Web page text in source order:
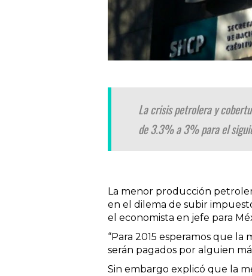
La crisis petrolera y
de 3.3% a 3% para el
La menor producción
en el dilema de subir
el economista en jefe para
“Para 2015 esperamos que
serán pagados por alguien
Sin embargo explicó que la